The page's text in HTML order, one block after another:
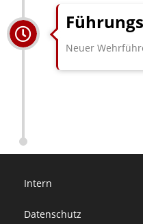
Neuer
Intern
Datenschutz